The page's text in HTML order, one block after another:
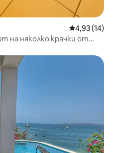
Средна
4,93 (14)
на няколко крачки от